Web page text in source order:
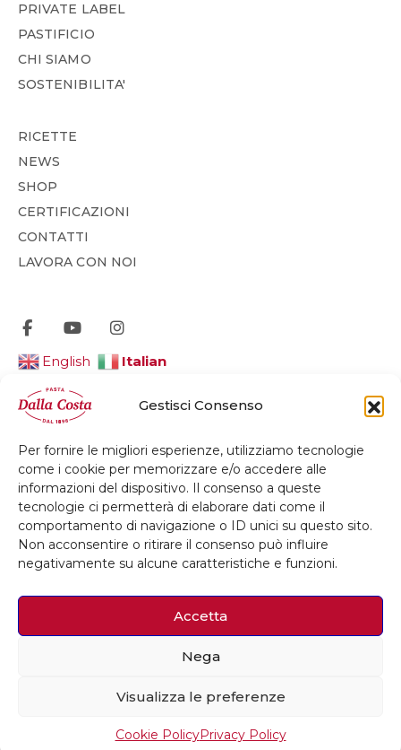
Gestisci Consenso
Per fornire le migliori esperienze, utilizziamo tecnologie
come i cookie per memorizzare e/o accedere alle
informazioni del dispositivo. Il consenso a queste
tecnologie ci permetterà di elaborare dati come il
comportamento di navigazione o ID unici su questo sito.
Non acconsentire o ritirare il consenso può influire
negativamente su alcune caratteristiche e funzioni.
Accetta
Nega
Visualizza le preferenze
Cookie PolicyPrivacy Policy
PRIVATE LABEL
PASTIFICIO
CHI SIAMO
SOSTENIBILITA'
RICETTE
NEWS
SHOP
CERTIFICAZIONI
CONTATTI
LAVORA CON NOI
English Italian
© 2026 Dalla Costa Alimentare Srl
Privacy Policy Cookie Policy Credits
Whistleblowing Accessibilità